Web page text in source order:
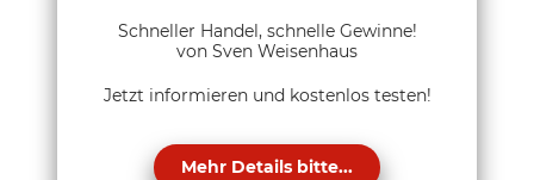
Schneller Handel, schnelle Gewinne!
von Sven Weisenhaus
Jetzt informieren und kostenlos testen!
Mehr Details bitte...